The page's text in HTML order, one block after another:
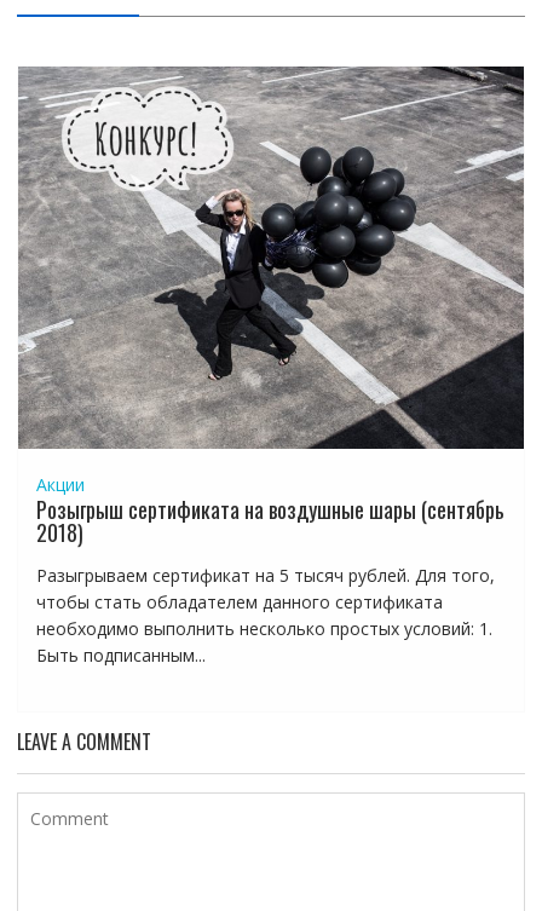
Акции
Розыгрыш сертификата на воздушные шары (сентябрь
2018)
Разыгрываем сертификат на 5 тысяч рублей. Для того,
чтобы стать обладателем данного сертификата
необходимо выполнить несколько простых условий: 1.
Быть подписанным...
LEAVE A COMMENT